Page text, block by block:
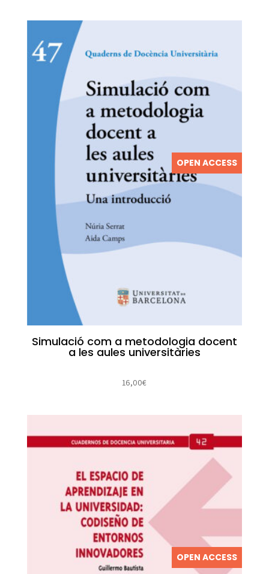
OPEN ACCESS
Simulació com a metodologia docent
a les aules universitàries
16,00€
OPEN ACCESS